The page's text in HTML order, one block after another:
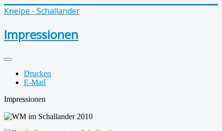
Kneipe - Schallander
Impressionen
Drucken
E-Mail
Impressionen